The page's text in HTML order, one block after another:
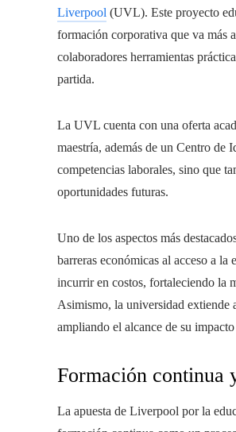
Liverpool (UVL). Este proyecto
formación corporativa que va más
colaboradores herramientas
partida.
La UVL cuenta con una oferta
maestría, además de un Centro de
competencias laborales, sino que
oportunidades futuras.
Uno de los aspectos más
barreras económicas al acceso a
incurrir en costos, fortaleciendo la
Asimismo, la universidad extiende
ampliando el alcance de su
Formación continua
La apuesta de Liverpool por la